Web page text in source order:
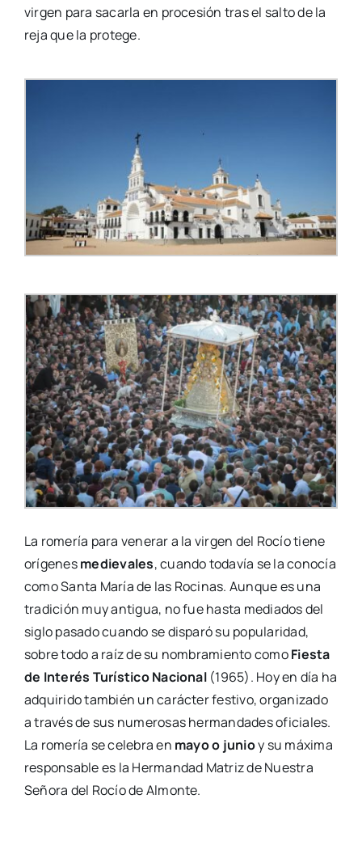
virgen para sacarla en procesión tras el salto de la
reja que la protege.
La romería para venerar a la virgen del Rocío tiene
orígenesmedievales, cuando todavía se la conocía
como Santa María de las Rocinas. Aunque es una
tradición muy antigua, no fue hasta mediados del
siglo pasado cuando se disparó su popularidad,
sobre todo a raíz de su nombramiento comoFiesta
de Interés Turístico Nacional(1965). Hoy en día ha
adquirido también un carácter festivo, organizado
a través de sus numerosas hermandades oficiales.
La romería se celebra en mayo o junioy su máxima
responsable es la Hermandad Matriz de Nuestra
Señora del Rocío de Almonte.